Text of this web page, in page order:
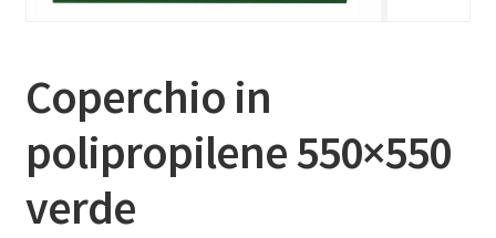
Coperchio in
polipropilene 550×550
verde